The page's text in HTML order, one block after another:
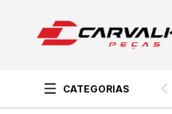
CATEGORIAS